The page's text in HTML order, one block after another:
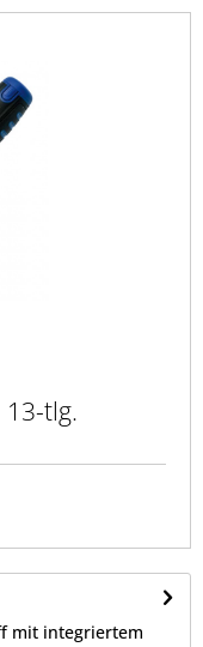
tlg.
mit integriertem